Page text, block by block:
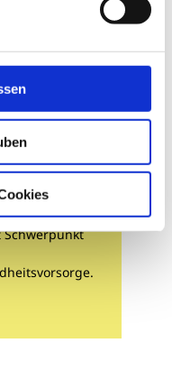
lehrt an der
Optometristin,